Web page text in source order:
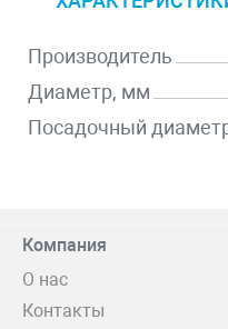
Производитель
Диаметр, мм
Посадочный
Компания
О нас
Контакты